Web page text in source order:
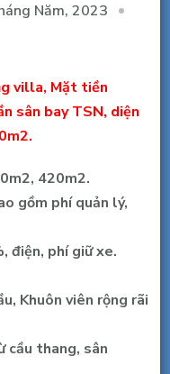
Năm, 2023
villa, Mặt tiền
sân bay TSN, diện
420m2.
gồm phí quản lý,
điện, phí giữ xe.
Khuôn viên rộng rãi
cầu thang, sân